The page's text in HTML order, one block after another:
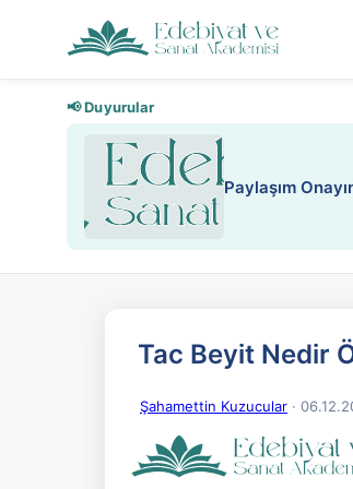
📢 Duyurular
Tac Beyit Nedir
Şahamettin Kuzucular ·